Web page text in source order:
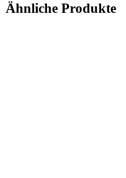
Ähnliche Produkte